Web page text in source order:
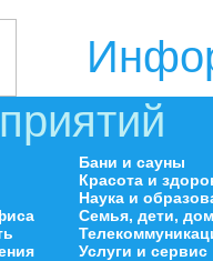
Бани и сауны
Красота и
Наука и
Семья, дети,
Услуги и сервис